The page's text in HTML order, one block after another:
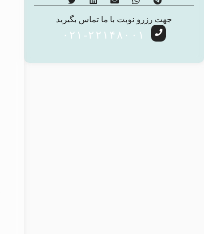
جهت رزرو نوبت با ما تماس بگیرید
۰۲۱-۲۲۱۴۸۰۰۱